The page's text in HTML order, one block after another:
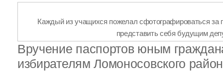
Каждый из учащихся пожелал сфотографироваться за
представить себя будущим
Вручение паспортов юным
избирателям Ломоносовского